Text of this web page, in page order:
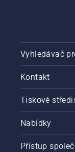
Vyhledávač
Kontakt
Tiskové
Nabídky
Přístup